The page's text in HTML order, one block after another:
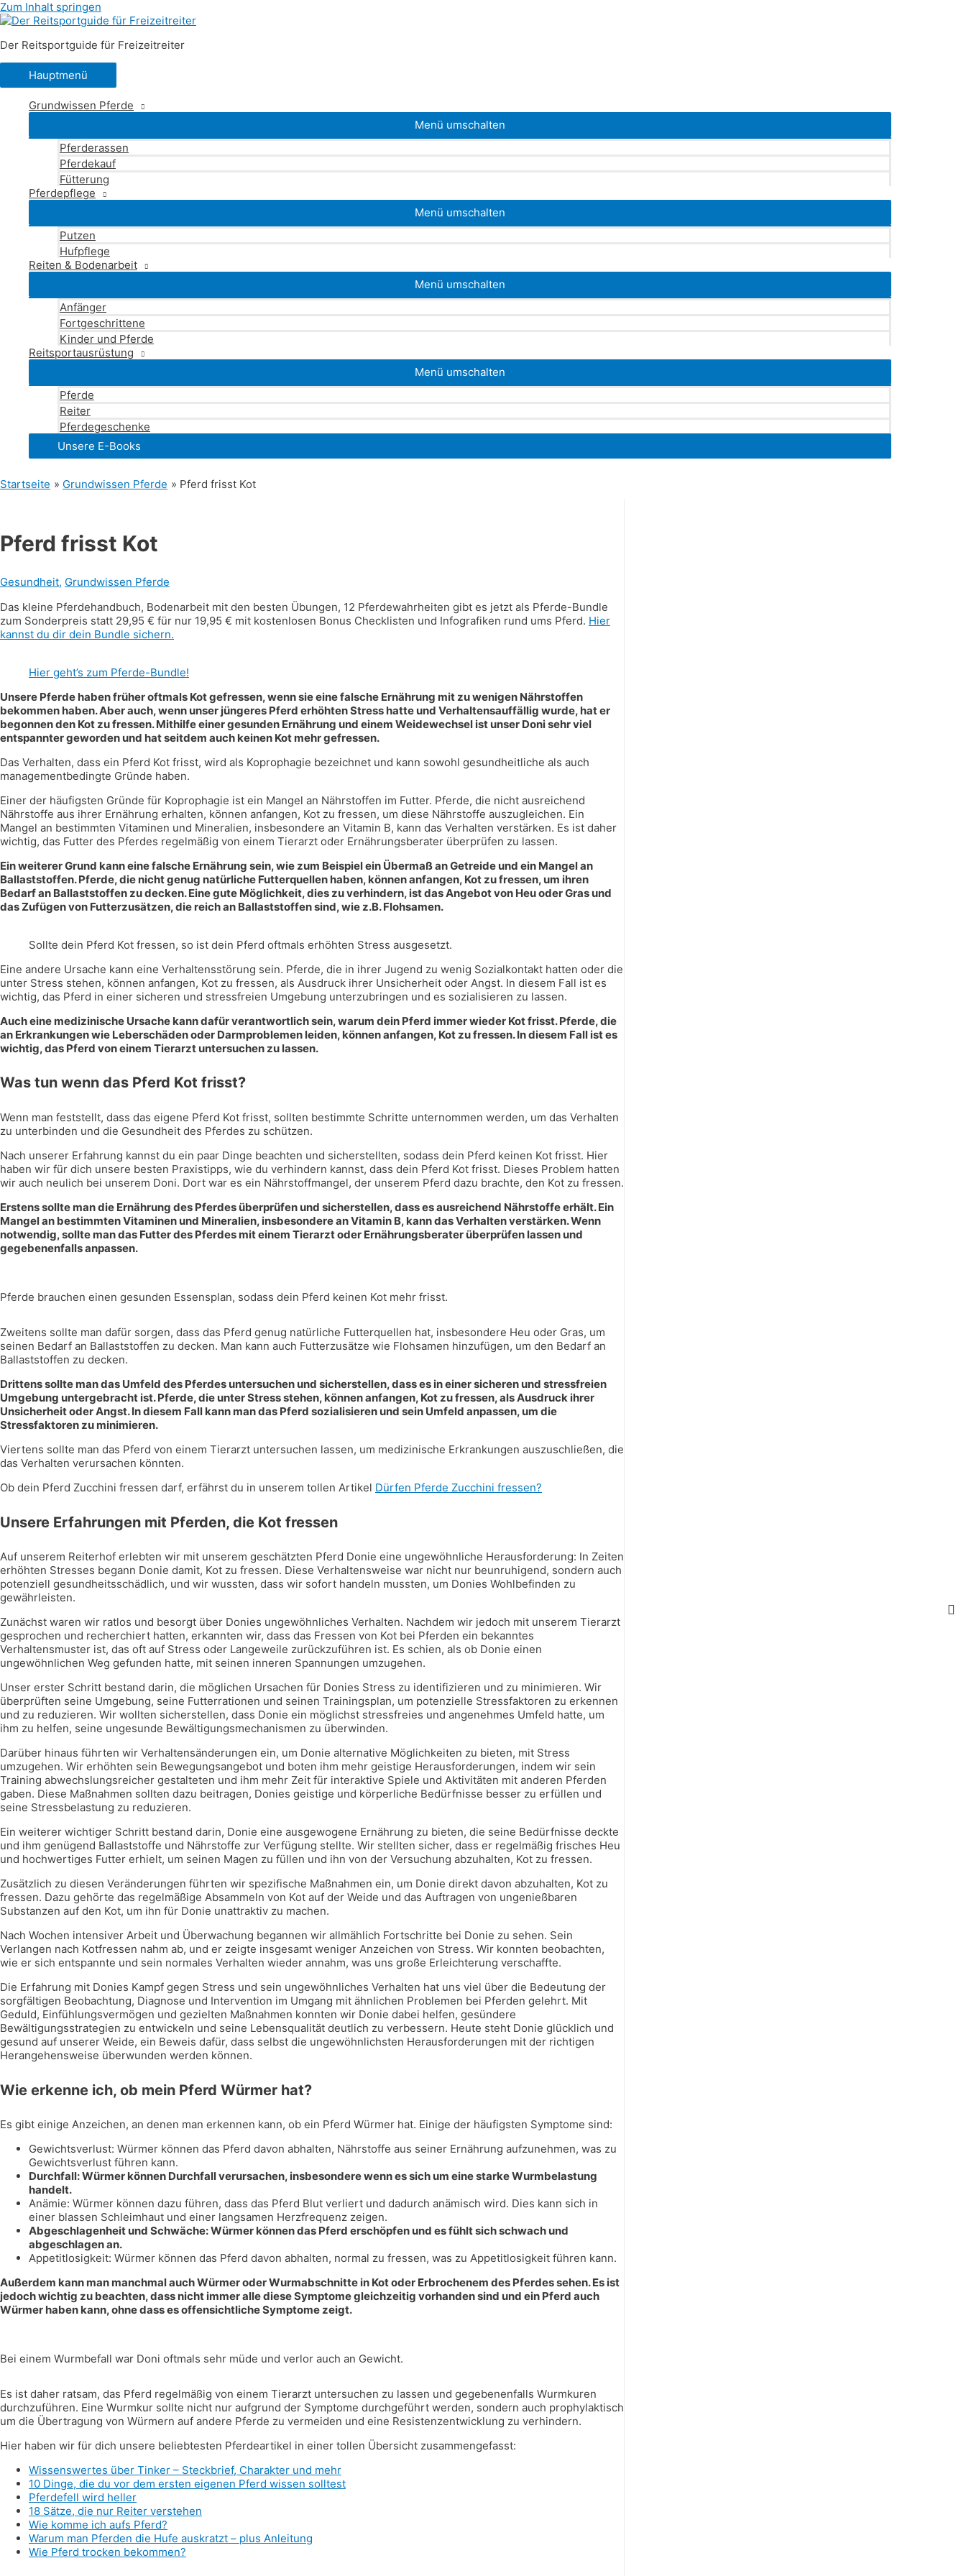
Zum Inhalt springen
Der Reitsportguide für Freizeitreiter
Hauptmenü
Grundwissen Pferde
Menü umschalten
Pferderassen
Pferdekauf
Fütterung
Pferdepflege
Menü umschalten
Putzen
Hufpflege
Reiten & Bodenarbeit
Menü umschalten
Anfänger
Fortgeschrittene
Kinder und Pferde
Reitsportausrüstung
Menü umschalten
Pferde
Reiter
Pferdegeschenke
Unsere E-Books
Startseite Grundwissen Pferde Pferd frisst Kot
Pferd frisst Kot
Gesundheit, Grundwissen Pferde
Das kleine Pferdehandbuch, Bodenarbeit mit den besten Übungen, 12 Pferdewahrheiten gibt es jetzt als Pferde-Bundle
zum Sonderpreis statt 29,95 € für nur 19,95 € mit kostenlosen Bonus Checklisten und Infografiken rund ums Pferd. Hier
kannst du dir dein Bundle sichern.
Hier geht’s zum Pferde-Bundle!
Unsere Pferde haben früher oftmals Kot gefressen, wenn sie eine falsche Ernährung mit zu wenigen Nährstoffen
bekommen haben. Aber auch, wenn unser jüngeres Pferd erhöhten Stress hatte und Verhaltensauffällig wurde, hat er
begonnen den Kot zu fressen. Mithilfe einer gesunden Ernährung und einem Weidewechsel ist unser Doni sehr viel
entspannter geworden und hat seitdem auch keinen Kot mehr gefressen.
Das Verhalten, dass ein Pferd Kot frisst, wird als Koprophagie bezeichnet und kann sowohl gesundheitliche als auch
managementbedingte Gründe haben.
Einer der häufigsten Gründe für Koprophagie ist ein Mangel an Nährstoffen im Futter. Pferde, die nicht ausreichend
Nährstoffe aus ihrer Ernährung erhalten, können anfangen, Kot zu fressen, um diese Nährstoffe auszugleichen. Ein
Mangel an bestimmten Vitaminen und Mineralien, insbesondere an Vitamin B, kann das Verhalten verstärken. Es ist daher
wichtig, das Futter des Pferdes regelmäßig von einem Tierarzt oder Ernährungsberater überprüfen zu lassen.
Ein weiterer Grund kann eine falsche Ernährung sein, wie zum Beispiel ein Übermaß an Getreide und ein Mangel an
Ballaststoffen. Pferde, die nicht genug natürliche Futterquellen haben, können anfangen, Kot zu fressen, um ihren
Bedarf an Ballaststoffen zu decken. Eine gute Möglichkeit, dies zu verhindern, ist das Angebot von Heu oder Gras und
das Zufügen von Futterzusätzen, die reich an Ballaststoffen sind, wie z.B. Flohsamen.
Sollte dein Pferd Kot fressen, so ist dein Pferd oftmals erhöhten Stress ausgesetzt.
Eine andere Ursache kann eine Verhaltensstörung sein. Pferde, die in ihrer Jugend zu wenig Sozialkontakt hatten oder die
unter Stress stehen, können anfangen, Kot zu fressen, als Ausdruck ihrer Unsicherheit oder Angst. In diesem Fall ist es
wichtig, das Pferd in einer sicheren und stressfreien Umgebung unterzubringen und es sozialisieren zu lassen.
Auch eine medizinische Ursache kann dafür verantwortlich sein, warum dein Pferd immer wieder Kot frisst. Pferde, die
an Erkrankungen wie Leberschäden oder Darmproblemen leiden, können anfangen, Kot zu fressen. In diesem Fall ist es
wichtig, das Pferd von einem Tierarzt untersuchen zu lassen.
Was tun wenn das Pferd Kot frisst?
Wenn man feststellt, dass das eigene Pferd Kot frisst, sollten bestimmte Schritte unternommen werden, um das Verhalten
zu unterbinden und die Gesundheit des Pferdes zu schützen.
Nach unserer Erfahrung kannst du ein paar Dinge beachten und sicherstellten, sodass dein Pferd keinen Kot frisst. Hier
haben wir für dich unsere besten Praxistipps, wie du verhindern kannst, dass dein Pferd Kot frisst. Dieses Problem hatten
wir auch neulich bei unserem Doni. Dort war es ein Nährstoffmangel, der unserem Pferd dazu brachte, den Kot zu fressen.
Erstens sollte man die Ernährung des Pferdes überprüfen und sicherstellen, dass es ausreichend Nährstoffe erhält. Ein
Mangel an bestimmten Vitaminen und Mineralien, insbesondere an Vitamin B, kann das Verhalten verstärken. Wenn
notwendig, sollte man das Futter des Pferdes mit einem Tierarzt oder Ernährungsberater überprüfen lassen und
gegebenenfalls anpassen.
Pferde brauchen einen gesunden Essensplan, sodass dein Pferd keinen Kot mehr frisst.
Zweitens sollte man dafür sorgen, dass das Pferd genug natürliche Futterquellen hat, insbesondere Heu oder Gras, um
seinen Bedarf an Ballaststoffen zu decken. Man kann auch Futterzusätze wie Flohsamen hinzufügen, um den Bedarf an
Ballaststoffen zu decken.
Drittens sollte man das Umfeld des Pferdes untersuchen und sicherstellen, dass es in einer sicheren und stressfreien
Umgebung untergebracht ist. Pferde, die unter Stress stehen, können anfangen, Kot zu fressen, als Ausdruck ihrer
Unsicherheit oder Angst. In diesem Fall kann man das Pferd sozialisieren und sein Umfeld anpassen, um die
Stressfaktoren zu minimieren.
Viertens sollte man das Pferd von einem Tierarzt untersuchen lassen, um medizinische Erkrankungen auszuschließen, die
das Verhalten verursachen könnten.
Ob dein Pferd Zucchini fressen darf, erfährst du in unserem tollen Artikel Dürfen Pferde Zucchini fressen?
Unsere Erfahrungen mit Pferden, die Kot fressen
Auf unserem Reiterhof erlebten wir mit unserem geschätzten Pferd Donie eine ungewöhnliche Herausforderung: In Zeiten
erhöhten Stresses begann Donie damit, Kot zu fressen. Diese Verhaltensweise war nicht nur beunruhigend, sondern auch
potenziell gesundheitsschädlich, und wir wussten, dass wir sofort handeln mussten, um Donies Wohlbefinden zu
gewährleisten.
Zunächst waren wir ratlos und besorgt über Donies ungewöhnliches Verhalten. Nachdem wir jedoch mit unserem Tierarzt
gesprochen und recherchiert hatten, erkannten wir, dass das Fressen von Kot bei Pferden ein bekanntes
Verhaltensmuster ist, das oft auf Stress oder Langeweile zurückzuführen ist. Es schien, als ob Donie einen
ungewöhnlichen Weg gefunden hatte, mit seinen inneren Spannungen umzugehen.
Unser erster Schritt bestand darin, die möglichen Ursachen für Donies Stress zu identifizieren und zu minimieren. Wir
überprüften seine Umgebung, seine Futterrationen und seinen Trainingsplan, um potenzielle Stressfaktoren zu erkennen
und zu reduzieren. Wir wollten sicherstellen, dass Donie ein möglichst stressfreies und angenehmes Umfeld hatte, um
ihm zu helfen, seine ungesunde Bewältigungsmechanismen zu überwinden.
Darüber hinaus führten wir Verhaltensänderungen ein, um Donie alternative Möglichkeiten zu bieten, mit Stress
umzugehen. Wir erhöhten sein Bewegungsangebot und boten ihm mehr geistige Herausforderungen, indem wir sein
Training abwechslungsreicher gestalteten und ihm mehr Zeit für interaktive Spiele und Aktivitäten mit anderen Pferden
gaben. Diese Maßnahmen sollten dazu beitragen, Donies geistige und körperliche Bedürfnisse besser zu erfüllen und
seine Stressbelastung zu reduzieren.
Ein weiterer wichtiger Schritt bestand darin, Donie eine ausgewogene Ernährung zu bieten, die seine Bedürfnisse deckte
und ihm genügend Ballaststoffe und Nährstoffe zur Verfügung stellte. Wir stellten sicher, dass er regelmäßig frisches Heu
und hochwertiges Futter erhielt, um seinen Magen zu füllen und ihn von der Versuchung abzuhalten, Kot zu fressen.
Zusätzlich zu diesen Veränderungen führten wir spezifische Maßnahmen ein, um Donie direkt davon abzuhalten, Kot zu
fressen. Dazu gehörte das regelmäßige Absammeln von Kot auf der Weide und das Auftragen von ungenießbaren
Substanzen auf den Kot, um ihn für Donie unattraktiv zu machen.
Nach Wochen intensiver Arbeit und Überwachung begannen wir allmählich Fortschritte bei Donie zu sehen. Sein
Verlangen nach Kotfressen nahm ab, und er zeigte insgesamt weniger Anzeichen von Stress. Wir konnten beobachten,
wie er sich entspannte und sein normales Verhalten wieder annahm, was uns große Erleichterung verschaffte.
Die Erfahrung mit Donies Kampf gegen Stress und sein ungewöhnliches Verhalten hat uns viel über die Bedeutung der
sorgfältigen Beobachtung, Diagnose und Intervention im Umgang mit ähnlichen Problemen bei Pferden gelehrt. Mit
Geduld, Einfühlungsvermögen und gezielten Maßnahmen konnten wir Donie dabei helfen, gesündere
Bewältigungsstrategien zu entwickeln und seine Lebensqualität deutlich zu verbessern. Heute steht Donie glücklich und
gesund auf unserer Weide, ein Beweis dafür, dass selbst die ungewöhnlichsten Herausforderungen mit der richtigen
Herangehensweise überwunden werden können.
Wie erkenne ich, ob mein Pferd Würmer hat?
Es gibt einige Anzeichen, an denen man erkennen kann, ob ein Pferd Würmer hat. Einige der häufigsten Symptome sind:
Gewichtsverlust: Würmer können das Pferd davon abhalten, Nährstoffe aus seiner Ernährung aufzunehmen, was zu
Gewichtsverlust führen kann.
Durchfall: Würmer können Durchfall verursachen, insbesondere wenn es sich um eine starke Wurmbelastung
handelt.
Anämie: Würmer können dazu führen, dass das Pferd Blut verliert und dadurch anämisch wird. Dies kann sich in
einer blassen Schleimhaut und einer langsamen Herzfrequenz zeigen.
Abgeschlagenheit und Schwäche: Würmer können das Pferd erschöpfen und es fühlt sich schwach und
abgeschlagen an.
Appetitlosigkeit: Würmer können das Pferd davon abhalten, normal zu fressen, was zu Appetitlosigkeit führen kann.
Außerdem kann man manchmal auch Würmer oder Wurmabschnitte in Kot oder Erbrochenem des Pferdes sehen. Es ist
jedoch wichtig zu beachten, dass nicht immer alle diese Symptome gleichzeitig vorhanden sind und ein Pferd auch
Würmer haben kann, ohne dass es offensichtliche Symptome zeigt.
Bei einem Wurmbefall war Doni oftmals sehr müde und verlor auch an Gewicht.
Es ist daher ratsam, das Pferd regelmäßig von einem Tierarzt untersuchen zu lassen und gegebenenfalls Wurmkuren
durchzuführen. Eine Wurmkur sollte nicht nur aufgrund der Symptome durchgeführt werden, sondern auch prophylaktisch
um die Übertragung von Würmern auf andere Pferde zu vermeiden und eine Resistenzentwicklung zu verhindern.
Hier haben wir für dich unsere beliebtesten Pferdeartikel in einer tollen Übersicht zusammengefasst:
Wissenswertes über Tinker – Steckbrief, Charakter und mehr
10 Dinge, die du vor dem ersten eigenen Pferd wissen solltest
Pferdefell wird heller
18 Sätze, die nur Reiter verstehen
Wie komme ich aufs Pferd?
Warum man Pferden die Hufe auskratzt – plus Anleitung
Wie Pferd trocken bekommen?